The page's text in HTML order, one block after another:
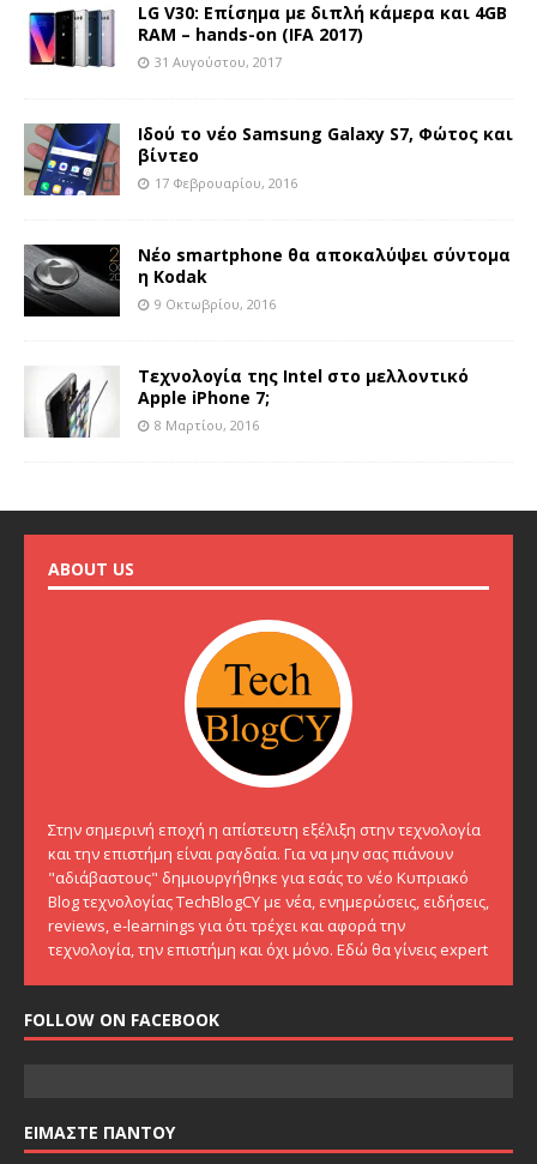
LG V30: Επίσημα με διπλή κάμερα και 4GB
RAM – hands-on (IFA 2017)
31 Αυγούστου, 2017
Ιδού το νέο Samsung Galaxy S7, Φώτος και
βίντεο
17 Φεβρουαρίου, 2016
Νέο smartphone θα αποκαλύψει σύντομα
η Kodak
9 Οκτωβρίου, 2016
Τεχνολογία της Intel στο μελλοντικό
Apple iPhone 7;
8 Μαρτίου, 2016
ABOUT US
Στην σημερινή εποχή η απίστευτη εξέλιξη στην τεχνολογία
και την επιστήμη είναι ραγδαία. Για να μην σας πιάνουν
"αδιάβαστους" δημιουργήθηκε για εσάς το νέο Κυπριακό
Blog τεχνολογίας TechBlogCY με νέα, ενημερώσεις, ειδήσεις,
reviews, e-learnings για ότι τρέχει και αφορά την
τεχνολογία, την επιστήμη και όχι μόνο. Εδώ θα γίνεις expert
FOLLOW ON FACEBOOK
ΕΙΜΑΣΤΕ ΠΑΝΤΟΥ